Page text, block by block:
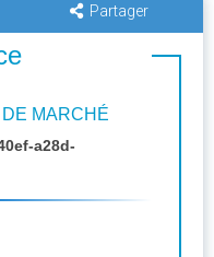
Partager
MARCHÉ
a28d-